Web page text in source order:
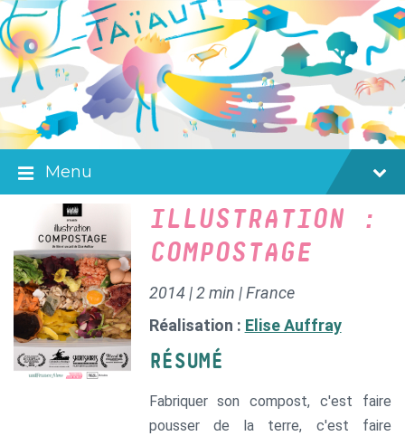
Skip
to
content
Skip
to
main
navigation
Skip
to
footer
Menu
ILLUSTRATION :
COMPOSTAGE
2014 | 2 min | France
Réalisation : Elise Auffray
RÉSUMÉ
Fabriquer son compost, c'est faire
pousser de la terre, c'est faire